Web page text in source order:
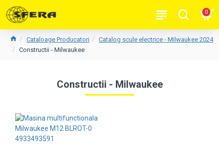
0
Cataloage Producatori
Catalog scule electrice - Milwaukee 2024
Constructii - Milwaukee
Constructii - Milwaukee